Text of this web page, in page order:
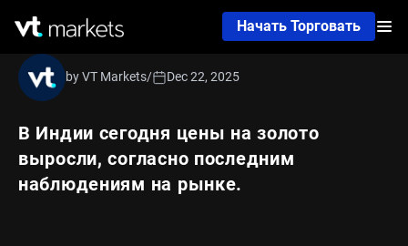
Начать Торговать
В Индии сегодня цены на золото
выросли, согласно последним
наблюдениям на рынке.
by VT Markets/ Dec 22, 2025